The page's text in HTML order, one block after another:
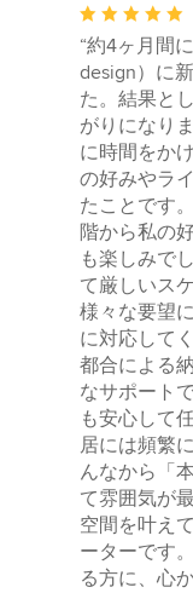
平
均
評
価：
5
つ
星
中
星
5
“約4ヶ月間
design）に
た。結果と
がりになり
に時間をか
の好みやラ
たことです
階から私の
も楽しみで
て厳しいス
様々な要望
に対応して
都合による
なサポート
も安心して
居には頻繁
んなから「
て雰囲気が
空間を叶え
ーターです
る方に、心